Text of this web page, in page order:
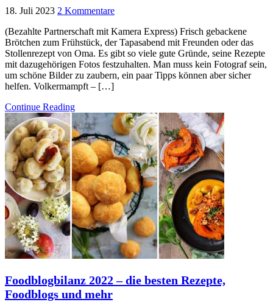
18. Juli 2023 2 Kommentare
(Bezahlte Partnerschaft mit Kamera Express) Frisch gebackene
Brötchen zum Frühstück, der Tapasabend mit Freunden oder das
Stollenrezept von Oma. Es gibt so viele gute Gründe, seine Rezepte
mit dazugehörigen Fotos festzuhalten. Man muss kein Fotograf sein,
um schöne Bilder zu zaubern, ein paar Tipps können aber sicher
helfen. Volkermampft – […]
Continue Reading
Foodblogbilanz 2022 – die besten Rezepte,
Foodblogs und mehr